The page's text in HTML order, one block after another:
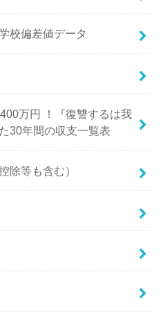
校偏差値データ
万円 ！『復讐するは我
30年間の収支一覧表
除等も含む）